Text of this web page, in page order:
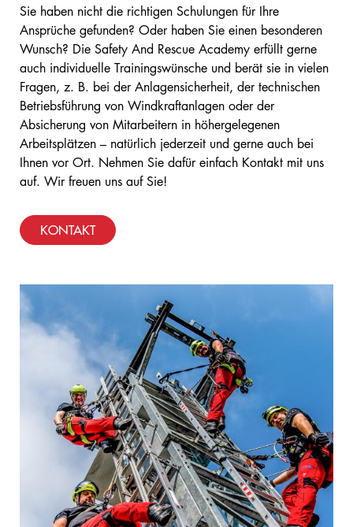
Sie haben nicht die richtigen Schulungen für Ihre
Ansprüche gefunden? Oder haben Sie einen besonderen
Wunsch? Die Safety And Rescue Academy erfüllt gerne
auch individuelle Trainingswünsche und berät sie in vielen
Fragen, z. B. bei der Anlagensicherheit, der technischen
Betriebsführung von Windkraftanlagen oder der
Absicherung von Mitarbeitern in höhergelegenen
Arbeitsplätzen – natürlich jederzeit und gerne auch bei
Ihnen vor Ort. Nehmen Sie dafür einfach Kontakt mit uns
auf. Wir freuen uns auf Sie!
KONTAKT